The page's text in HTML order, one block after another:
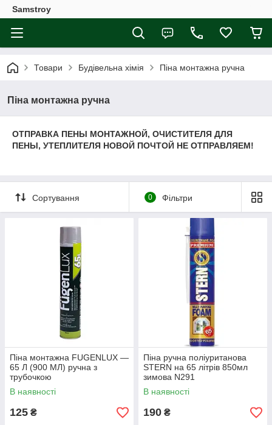
Samstroy
Товари Будівельна хімія Піна монтажна ручна
Піна монтажна ручна
ОТПРАВКА ПЕНЫ МОНТАЖНОЙ, ОЧИСТИТЕЛЯ ДЛЯ
ПЕНЫ, УТЕПЛИТЕЛЯ НОВОЙ ПОЧТОЙ НЕ ОТПРАВЛЯЕМ!
Сортування 0 Фільтри
Піна монтажна FUGENLUX —
65 Л (900 МЛ) ручна з
трубочкою
В наявності
125 ₴
Піна ручна поліуританова
STERN на 65 літрів 850мл
зимова N291
В наявності
190 ₴